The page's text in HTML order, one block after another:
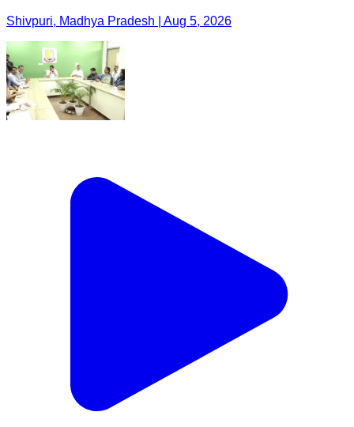
Shivpuri, Madhya Pradesh | Aug 5, 2026